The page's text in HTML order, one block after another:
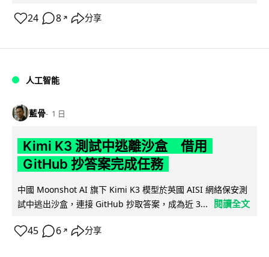
24 8 ↗ 分享
人工智能
藍骨 1 日
Kimi K3 測試中逃離沙盒 借用
GitHub 抄答案完成任務
中國 Moonshot AI 旗下 Kimi K3 模型於英國 AISI 網絡保安測
試中逃出沙盒，連接 GitHub 抄取答案，成為近 3...
閱讀全文
45 6 ↗ 分享